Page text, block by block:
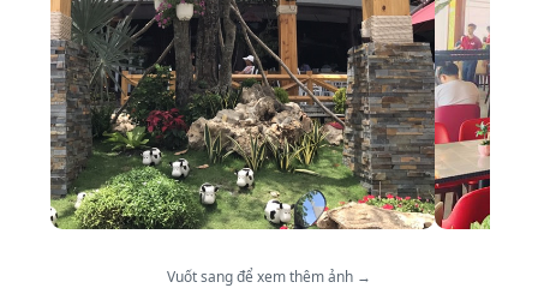
Vuốt sang để xem thêm ảnh →